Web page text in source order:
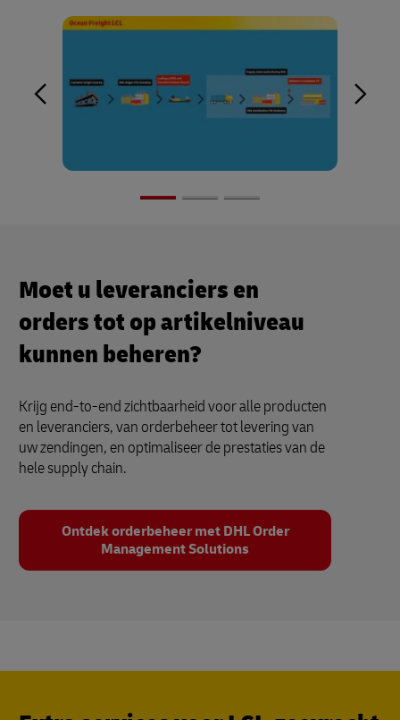
Moet u leveranciers en
orders tot op artikelniveau
kunnen beheren?
Krijg end-to-end zichtbaarheid voor alle producten
en leveranciers, van orderbeheer tot levering van
uw zendingen, en optimaliseer de prestaties van de
hele supply chain.
Ontdek orderbeheer met DHL Order
Management Solutions